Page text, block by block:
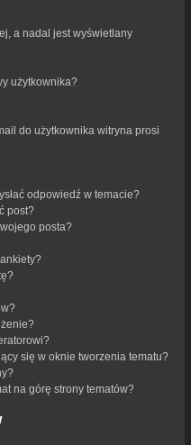
a nadal jest wyświetlany
użytkownika?
do użytkownika witryna prosi
odpowiedź w temacie?
post?
posta?
się w oknie tworzenia tematu?
na górę strony tematów?